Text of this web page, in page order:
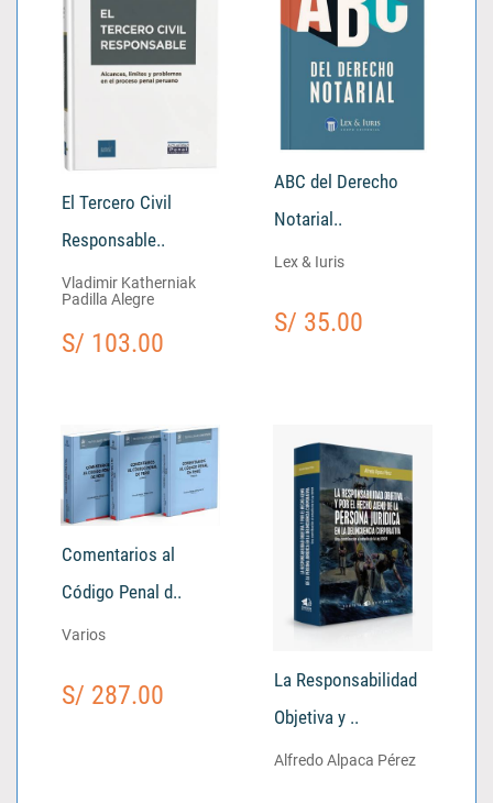
El Tercero Civil
Responsable..
Vladimir Katherniak
Padilla Alegre
S/ 103.00
ABC del Derecho
Notarial..
Lex & Iuris
S/ 35.00
Comentarios al
Código Penal d..
Varios
S/ 287.00
La Responsabilidad
Objetiva y ..
Alfredo Alpaca Pérez